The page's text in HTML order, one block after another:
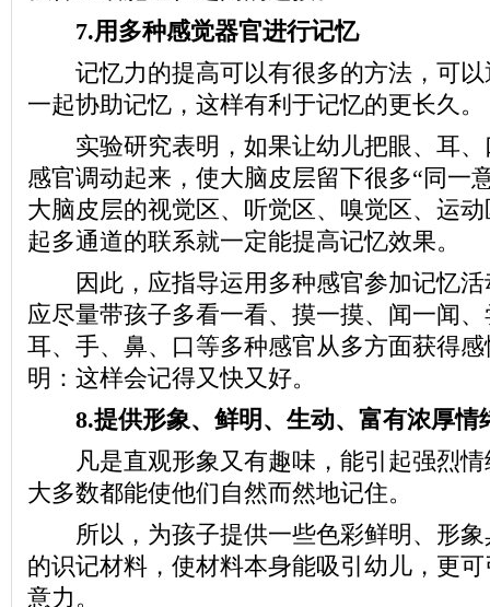
7.用多种感觉器官进行记忆
记忆力的提高可以有很多的方法，可以
一起协助记忆，这样有利于记忆的更长久。
实验研究表明，如果让幼儿把眼、耳、
感官调动起来，使大脑皮层留下很多“同一
大脑皮层的视觉区、听觉区、嗅觉区、运
起多通道的联系就一定能提高记忆效果。
因此，应指导运用多种感官参加记忆活
应尽量带孩子多看一看、摸一摸、闻一闻
耳、手、鼻、口等多种感官从多方面获得
明：这样会记得又快又好。
8.提供形象、鲜明、生动、富有浓厚情
凡是直观形象又有趣味，能引起强烈情
大多数都能使他们自然而然地记住。
所以，为孩子提供一些色彩鲜明、形象
的识记材料，使材料本身能吸引幼儿，更
意力。